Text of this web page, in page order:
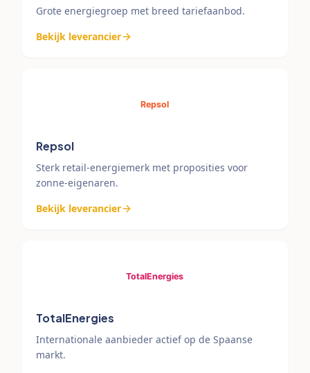
Grote energiegroep met breed tariefaanbod.
Bekijk leverancier
Repsol
Sterk retail-energiemerk met proposities voor
zonne-eigenaren.
Bekijk leverancier
TotalEnergies
Internationale aanbieder actief op de Spaanse
markt.